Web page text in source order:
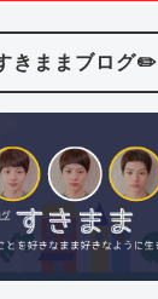
きままブログ✏️